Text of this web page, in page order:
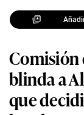
Comisión
blinda a
que